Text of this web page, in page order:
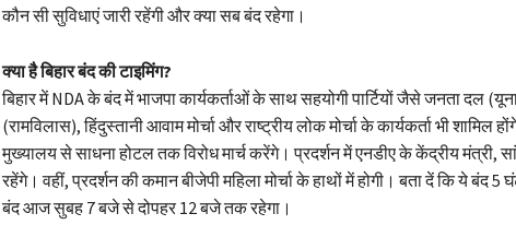
कौन सी सुविधाएं जारी रहेंगी और क्या सब बंद रहेगा।
क्या है बिहार बंद की टाइमिंग?
बिहार में NDA के बंद में भाजपा कार्यकर्ताओं के साथ सहयोगी पार्टियों जैसे जनता दल
(रामविलास), हिंदुस्तानी आवाम मोर्चा और राष्ट्रीय लोक मोर्चा के कार्यकर्ता भी शामिल
मुख्यालय से साधना होटल तक विरोध मार्च करेंगे। प्रदर्शन में एनडीए के केंद्रीय मंत्री,
रहेंगे। वहीं, प्रदर्शन की कमान बीजेपी महिला मोर्चा के हाथों में होगी। बता दें कि ये बंद
बंद आज सुबह 7 बजे से दोपहर 12 बजे तक रहेगा।